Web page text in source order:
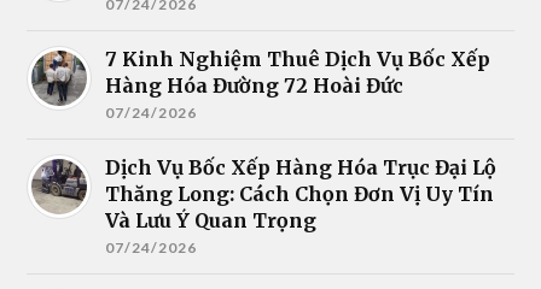
07/24/2026
7 Kinh Nghiệm Thuê Dịch Vụ Bốc Xếp
Hàng Hóa Đường 72 Hoài Đức
07/24/2026
Dịch Vụ Bốc Xếp Hàng Hóa Trục Đại Lộ
Thăng Long: Cách Chọn Đơn Vị Uy Tín
Và Lưu Ý Quan Trọng
07/24/2026